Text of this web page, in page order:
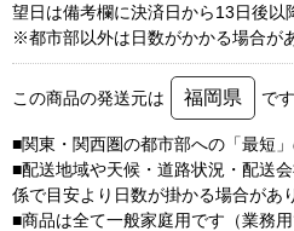
望日は備考欄に決済日から13日後
※都市部以外は日数がかかる場合が
この商品の発送元は 福岡県 です
■関東・関西圏の都市部への「最短
■配送地域や天候・道路状況・配送
係で目安より日数が掛かる場合があ
■商品は全て一般家庭用です（業務用